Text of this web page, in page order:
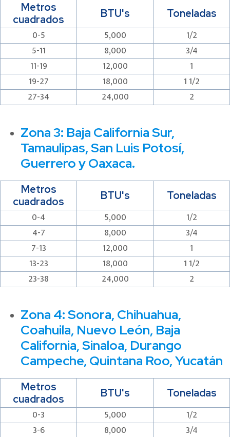
Metros
cuadrados
BTU's Toneladas
0-5 5,000
1/2
5-11
8,000
3/4
11-19
12,000
1
19-27
18,000
1 1/2
27-34
24,000 2
Zona 3: Baja California Sur,
Tamaulipas, San Luis Potosí,
Guerrero y Oaxaca.
Metros
cuadrados
BTU's Toneladas
0-4 5,000
1/2
4-7
8,000
3/4
7-13
12,000
1
13-23
18,000
1 1/2
23-38
24,000 2
Zona 4:Sonora, Chihuahua,
Coahuila, Nuevo León, Baja
California, Sinaloa, Durango
Campeche, Quintana Roo, Yucatán
Metros
cuadrados
BTU's Toneladas
0-3 5,000
1/2
3-6
8,000
3/4